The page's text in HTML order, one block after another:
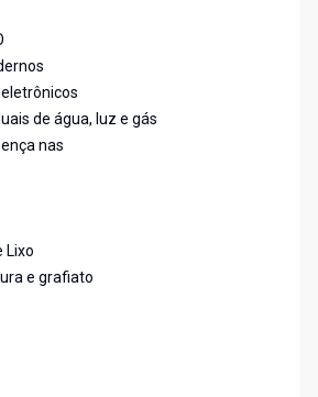
de água, luz e gás
nas
Lixo
e grafiato